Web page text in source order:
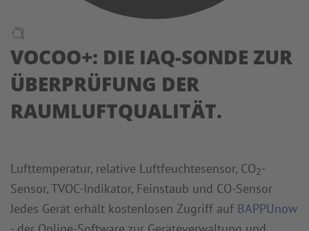
VOCOO+: DIE IAQ-SONDE ZUR
ÜBERPRÜFUNG DER
RAUMLUFTQUALITÄT.
Lufttemperatur, relative Luftfeuchtesensor, CO2-
Sensor, TVOC-Indikator, Feinstaub und CO-Sensor
Jedes Gerät erhält kostenlosen Zugriff auf BAPPUnow